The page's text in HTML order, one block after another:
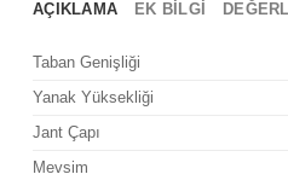
AÇIKLAMA EK BILGI
Taban Genişliği
Yanak Yüksekliği
Jant Çapı
Mevsim